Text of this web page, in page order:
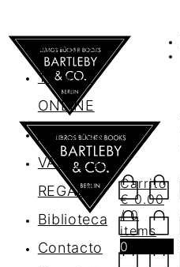
AGENDA
TIENDA
ONLINE
Nosotros
VALES DE
REGALO
Biblioteca
Contacto
Carrito
€0.00
/ 0
items
0